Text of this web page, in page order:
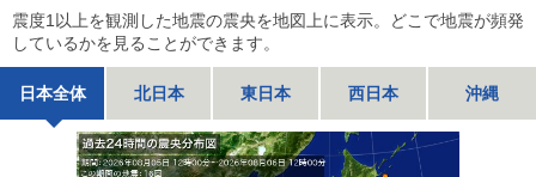
震度1以上を観測した地震の震央を地図上に表示。どこで地震が頻発
しているかを見ることができます。
日本全体 北日本 東日本 西日本 沖縄